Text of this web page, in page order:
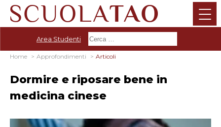
Area Studenti
Home Approfondimenti Articoli
Dormire e riposare bene in
medicina cinese